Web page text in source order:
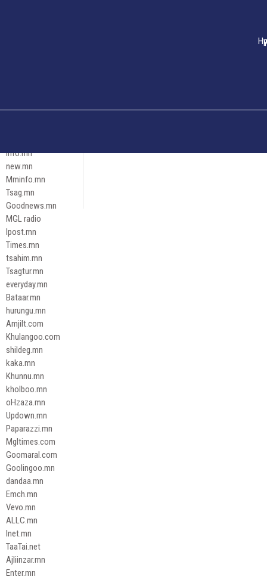
Эрх зүй
info.mn
new.mn
Mminfo.mn
Tsag.mn
Goodnews.mn
MGL radio
Ipost.mn
Times.mn
tsahim.mn
Tsagtur.mn
everyday.mn
Bataar.mn
hurungu.mn
Amjilt.com
Khulangoo.com
shildeg.mn
kaka.mn
Khunnu.mn
kholboo.mn
oHzaza.mn
Updown.mn
Paparazzi.mn
Mgltimes.com
Goomaral.com
Goolingoo.mn
dandaa.mn
Emch.mn
Vevo.mn
ALLC.mn
Inet.mn
TaaTai.net
Ajliinzar.mn
Enter.mn